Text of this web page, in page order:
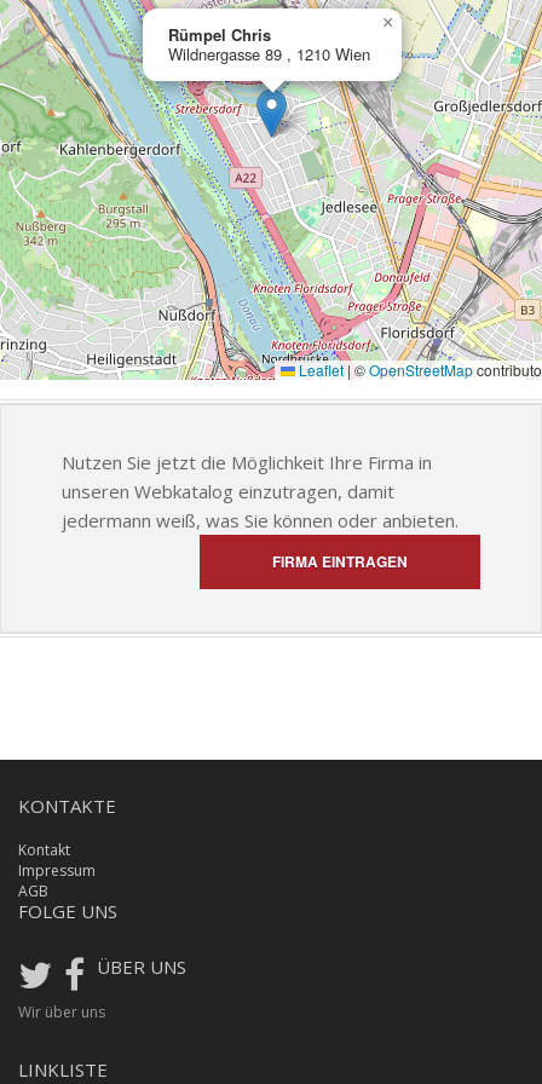
Rümpel Chris
Wildnergasse 89 , 1210 Wien
×
Leaflet |©OpenStreetMap
Nutzen Sie jetzt die Möglichkeit Ihre Firma in
unseren Webkatalog einzutragen, damit
jedermann weiß, was Sie können oder anbieten.
FIRMA EINTRAGEN
KONTAKTE
Kontakt
Impressum
AGB
FOLGE UNS
ÜBER UNS
Wir über uns
LINKLISTE